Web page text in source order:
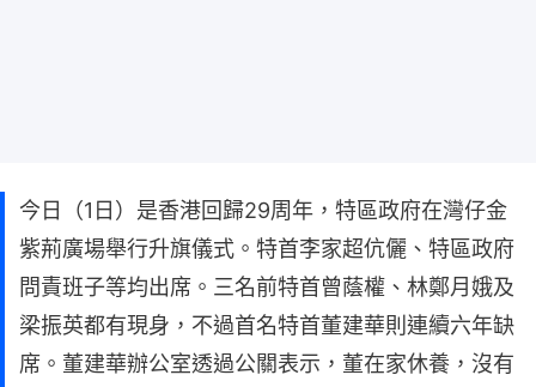
今日（1日）是香港回歸29周年，特區政府在灣仔金
紫荊廣場舉行升旗儀式。特首李家超伉儷、特區政府
問責班子等均出席。三名前特首曾蔭權、林鄭月娥及
梁振英都有現身，不過首名特首董建華則連續六年缺
席。董建華辦公室透過公關表示，董在家休養，沒有